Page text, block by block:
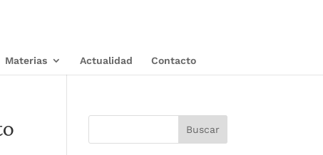
Materias Actualidad Contacto